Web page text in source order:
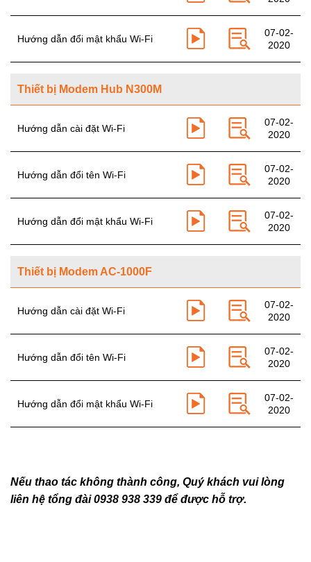
Hướng dẫn đổi mật khẩu Wi-Fi
07-02-
2020
Thiết bị Modem Hub N300M
Hướng dẫn cài đặt Wi-Fi
07-02-
2020
Hướng dẫn đổi tên Wi-Fi
07-02-
2020
Hướng dẫn đổi mật khẩu Wi-Fi
07-02-
2020
Thiết bị Modem AC-1000F
Hướng dẫn cài đặt Wi-Fi
07-02-
2020
Hướng dẫn đổi tên Wi-Fi
07-02-
2020
Hướng dẫn đổi mật khẩu Wi-Fi
07-02-
2020
Nếu thao tác không thành công, Quý khách vui lòng
liên hệ tổng đài0938 938 339 để được hỗ trợ.